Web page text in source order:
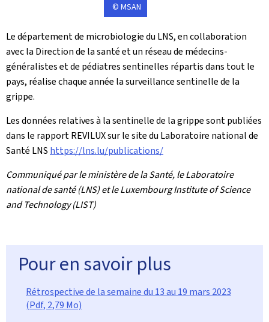
© MSAN
Le département de microbiologie du LNS, en collaboration
avec la Direction de la santé et un réseau de médecins-
généralistes et de pédiatres sentinelles répartis dans tout le
pays, réalise chaque année la surveillance sentinelle de la
grippe.
Les données relatives à la sentinelle de la grippe sont publiées
dans le rapport REVILUX sur le site du Laboratoire national de
Santé LNS https://lns.lu/publications/
Communiqué par le ministère de la Santé, le Laboratoire
national de santé (LNS) et le Luxembourg Institute of Science
and Technology (LIST)
Pour en savoir plus
Rétrospective de la semaine du 13 au 19 mars 2023
(Pdf, 2,79 Mo)